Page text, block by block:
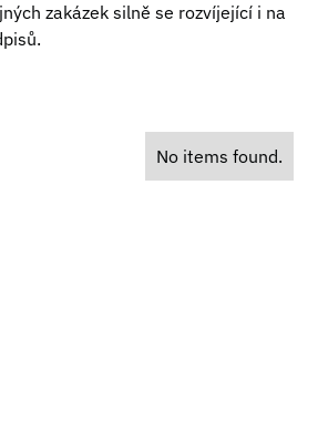
zakázek silně se rozvíjející i na
No items found.